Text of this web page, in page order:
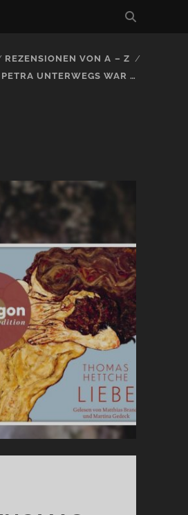
REZENSIONEN VON A – Z
UNTERWEGS WAR …